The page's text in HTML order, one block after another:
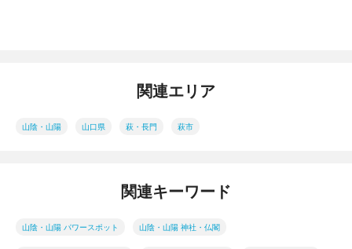
関連エリア
山陰・山陽 山口県 萩・長門 萩市
関連キーワード
山陰・山陽 パワースポット 山陰・山陽 神社・仏閣